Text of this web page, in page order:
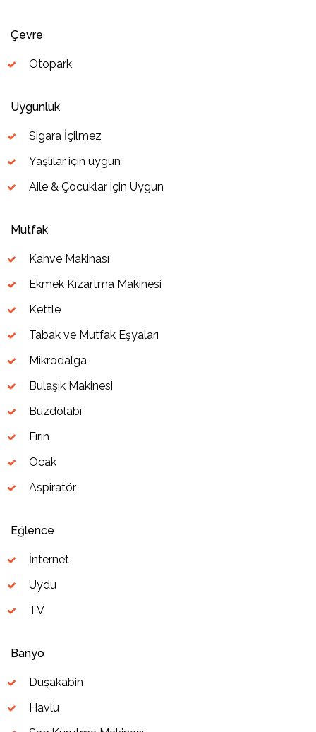
Çevre
Otopark
Uygunluk
Sigara İçilmez
Yaşlılar için uygun
Aile & Çocuklar için Uygun
Mutfak
Kahve Makinası
Ekmek Kızartma Makinesi
Kettle
Tabak ve Mutfak Eşyaları
Mikrodalga
Bulaşık Makinesi
Buzdolabı
Fırın
Ocak
Aspiratör
Eğlence
İnternet
Uydu
TV
Banyo
Duşakabin
Havlu